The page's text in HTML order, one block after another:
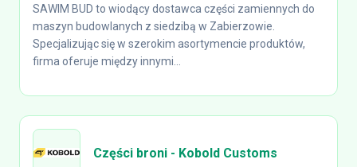
SAWIM BUD to wiodący dostawca części zamiennych do
maszyn budowlanych z siedzibą w Zabierzowie.
Specjalizując się w szerokim asortymencie produktów,
firma oferuje między innymi...
Części broni - Kobold Customs